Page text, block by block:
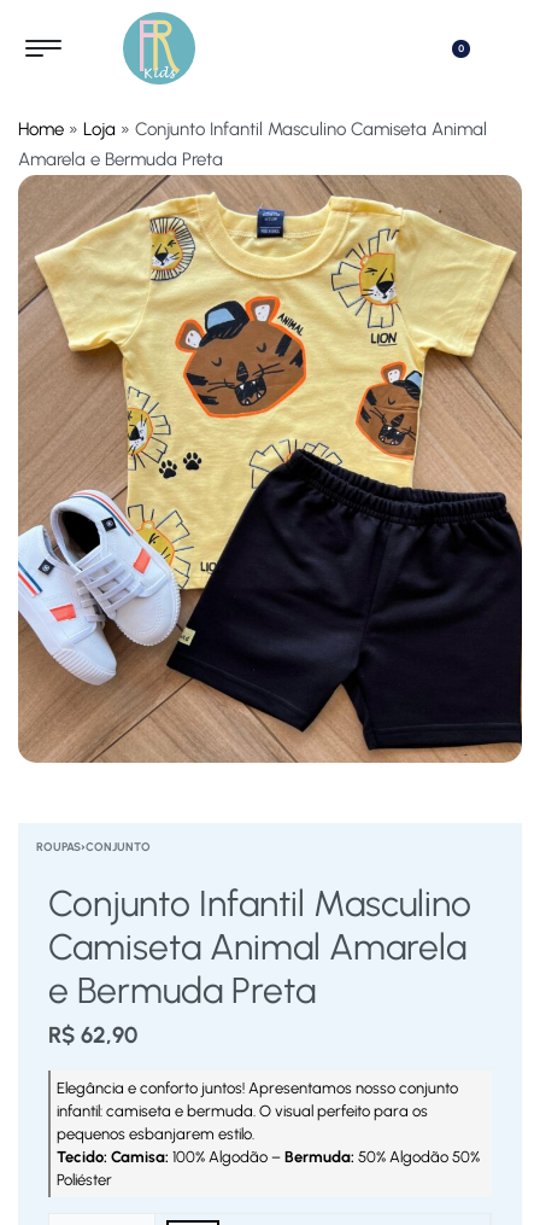
0
Home » Loja » Conjunto Infantil Masculino Camiseta Animal
Amarela e Bermuda Preta
ROUPAS›CONJUNTO
Conjunto Infantil Masculino
Camiseta Animal Amarela
e Bermuda Preta
R$ 62,90
Elegância e conforto juntos! Apresentamos nosso conjunto
infantil: camiseta e bermuda. O visual perfeito para os
pequenos esbanjarem estilo.
Tecido: Camisa: 100% Algodão – Bermuda: 50% Algodão 50%
Poliéster